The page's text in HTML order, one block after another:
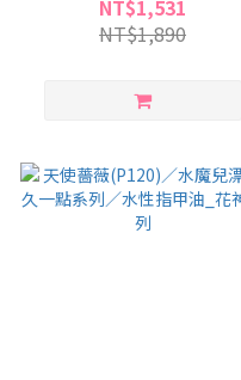
Topcoat
NT$1,531
NT$1,890